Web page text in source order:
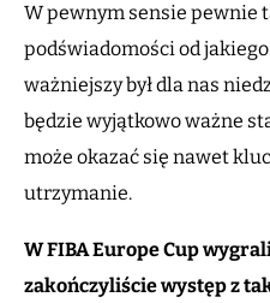
W pewnym sensie pewnie
podświadomości od
ważniejszy był dla nas
będzie wyjątkowo ważne
może okazać się nawet
utrzymanie.
W FIBA Europe Cup
zakończyliście występ z